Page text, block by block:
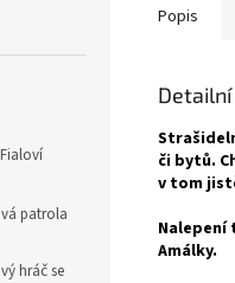
patrola
hráč se
Popis
či bytů.
v tom
Amálky.